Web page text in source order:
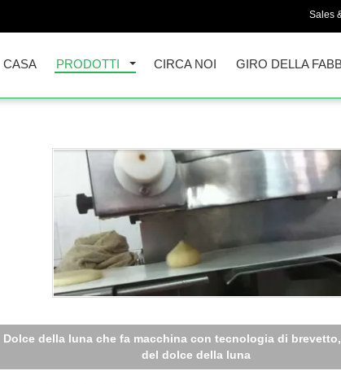
Sales
CASA PRODOTTI CIRCA NOI GIRO DELLA
La macchina del dolce della luna di 4800 PCS data il
Mooncake riempito matto